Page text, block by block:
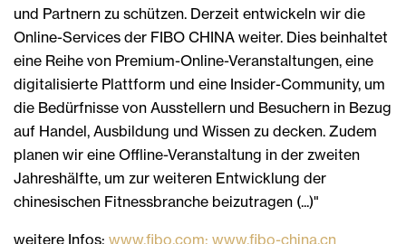
und Partnern zu schützen. Derzeit entwickeln wir die
Online-Services der FIBO CHINA weiter. Dies beinhaltet
eine Reihe von Premium-Online-Veranstaltungen, eine
digitalisierte Plattform und eine Insider-Community, um
die Bedürfnisse von Ausstellern und Besuchern in Bezug
auf Handel, Ausbildung und Wissen zu decken. Zudem
planen wir eine Offline-Veranstaltung in der zweiten
Jahreshälfte, um zur weiteren Entwicklung der
chinesischen Fitnessbranche beizutragen (...)"
weitere Infos: www.fibo.com; www.fibo-china.cn